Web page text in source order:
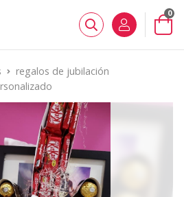
Buscar
0
regalos de jubilación